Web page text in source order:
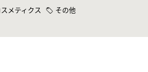
スメティクス その他